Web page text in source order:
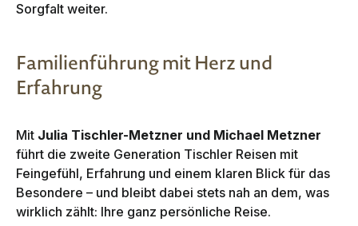
Sorgfalt weiter.
Familienführung mit Herz und
Erfahrung
Mit Julia Tischler-Metzner und Michael Metzner
führt die zweite Generation Tischler Reisen mit
Feingefühl, Erfahrung und einem klaren Blick für das
Besondere – und bleibt dabei stets nah an dem, was
wirklich zählt: Ihre ganz persönliche Reise.